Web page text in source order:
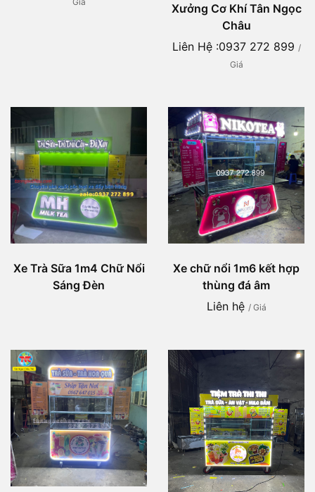
Xưởng Cơ Khí Tân Ngọc
Châu
Liên Hệ :0937 272 899 /
Giá
Xe Trà Sữa 1m4 Chữ Nổi
Sáng Đèn
Xe chữ nổi 1m6 kết hợp
thùng đá âm
Liên hệ / Giá